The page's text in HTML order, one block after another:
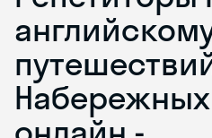
Skyeng Chat